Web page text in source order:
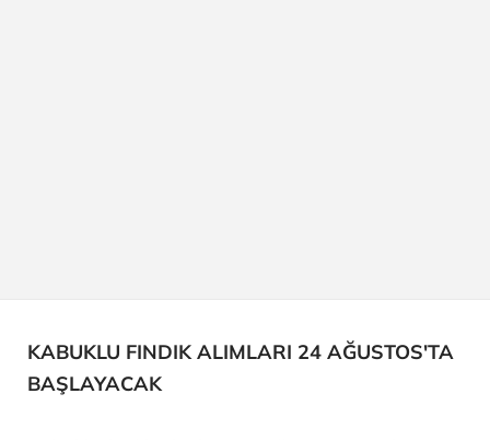
KABUKLU FINDIK ALIMLARI 24 AĞUSTOS'TA
BAŞLAYACAK